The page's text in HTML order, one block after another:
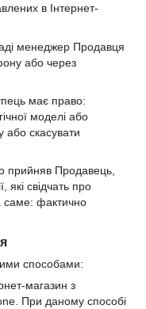
в Інтернет-
менеджер Продавця
або через
має право:
моделі або
або скасувати
прийняв Продавець,
які свідчать про
саме: фактично
способами:
магазин з
При даному способі